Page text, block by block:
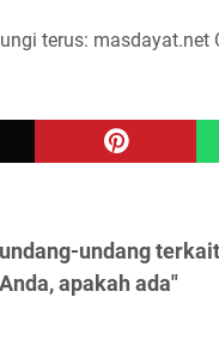
terus: masdayat.net
undang
apakah ada"